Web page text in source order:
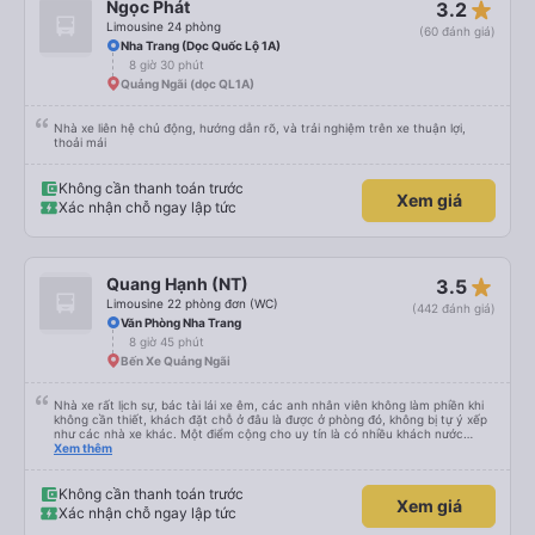
Ngọc Phát
Limousine 24 phòng
3.2 star_rate
(60 đánh giá)
Nha Trang (Dọc Quốc Lộ 1A)
8 giờ 30 phút
Quảng Ngãi (dọc QL1A)
Nhà xe liên hệ chủ động, hướng dẫn rõ, và trải nghiệm trên xe thuận lợi,
thoải mái
Không cần thanh toán trước
Xác nhận chỗ ngay lập tức
Xem giá
Quang Hạnh (NT)
Limousine 22 phòng đơn (WC)
3.5 star_rate
(442 đánh giá)
Văn Phòng Nha Trang
8 giờ 45 phút
Bến Xe Quảng Ngãi
Nhà xe rất lịch sự, bác tài lái xe êm, các anh nhân viên không làm phiền khi
không cần thiết, khách đặt chỗ ở đâu là được ở phòng đó, không bị tự ý xếp
như các nhà xe khác. Một điểm cộng cho uy tín là có nhiều khách nước
Xem thêm
Không cần thanh toán trước
Xác nhận chỗ ngay lập tức
Xem giá